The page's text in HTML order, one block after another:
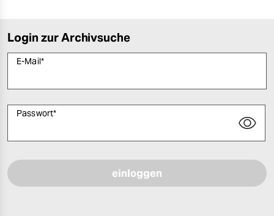
Login zur Archivsuche
E-Mail*
Passwort*